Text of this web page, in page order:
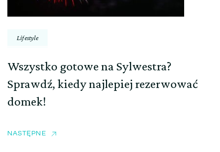
Lifestyle
Wszystko gotowe na Sylwestra?
Sprawdź, kiedy najlepiej rezerwować
domek!
NASTĘPNE